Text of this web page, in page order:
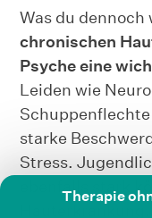
Was du dennoch
chronischen
Psyche eine
Leiden wie
starke
Stress.
ebenfalls stark
Therapie